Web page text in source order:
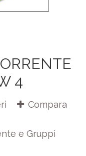
4
Compara
e Gruppi